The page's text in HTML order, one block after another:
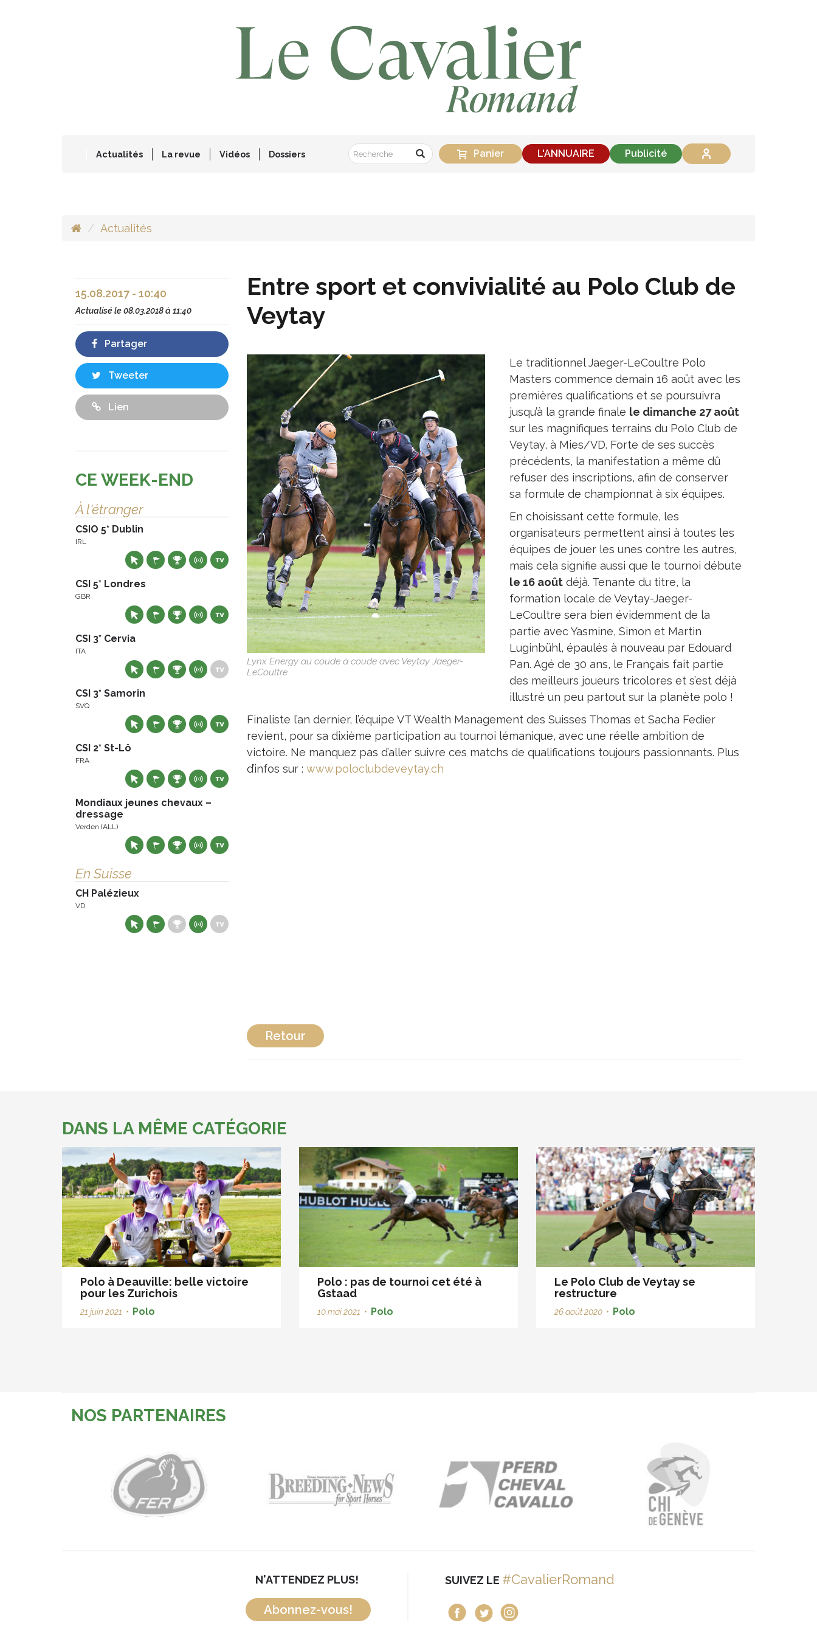
Actualités La revue Vidéos Dossiers Panier L'ANNUAIRE Publicité
Actualités
Entre sport et convivialité au Polo Club de
Veytay
Lynx Energy au coude à coude avec Veytay Jaeger-
LeCoultre
Le traditionnel Jaeger-LeCoultre Polo
Masters commence demain 16 août avec les
premières qualifications et se poursuivra
jusqu’à la grande finale le dimanche 27 août
sur les magnifiques terrains du Polo Club de
Veytay, à Mies/VD. Forte de ses succès
précédents, la manifestation a même dû
refuser des inscriptions, afin de conserver
sa formule de championnat à six équipes.
En choisissant cette formule, les
organisateurs permettent ainsi à toutes les
équipes de jouer les unes contre les autres,
mais cela signifie aussi que le tournoi débute
le 16 aoûtdéjà. Tenante du titre, la
formation locale de Veytay-Jaeger-
LeCoultre sera bien évidemment de la
partie avec Yasmine, Simon et Martin
Luginbühl, épaulés à nouveau par Edouard
Pan. Agé de 30 ans, le Français fait partie
des meilleurs joueurs tricolores et s’est déjà
illustré un peu partout sur la planète polo !
Finaliste l’an dernier, l’équipe VT Wealth Management des Suisses Thomas et Sacha Fedier
revient, pour sa dixième participation au tournoi lémanique, avec une réelle ambition de
victoire. Ne manquez pas d’aller suivre ces matchs de qualifications toujours passionnants. Plus
d’infos sur : www.poloclubdeveytay.ch
Retour
15.08.2017 - 10:40
Actualisé le08.03.2018 à 11:40
Partager
Tweeter
Lien
CE WEEK-END
À l'étranger
CSIO 5* Dublin
IRL
CSI 5* Londres
GBR
CSI 3* Cervia
ITA
CSI 3* Samorin
SVQ
CSI 2* St-Lô
FRA
Mondiaux jeunes chevaux –
dressage
Verden (ALL)
En Suisse
CH Palézieux
VD
DANS LA MÊME CATÉGORIE
Polo à Deauville: belle victoire
pour les Zurichois
21 juin 2021 • Polo
Polo : pas de tournoi cet été à
Gstaad
10 mai 2021 • Polo
Le Polo Club de Veytay se
restructure
26 août 2020 • Polo
NOS PARTENAIRES
N'ATTENDEZ PLUS!
Abonnez-vous!
SUIVEZ LE #CavalierRomand